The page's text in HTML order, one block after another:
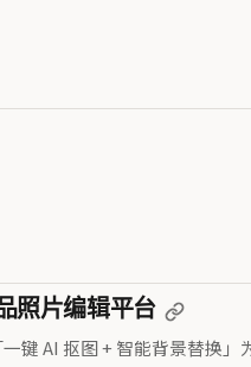
照片编辑平台
键 AI 抠图 + 智能背景替换